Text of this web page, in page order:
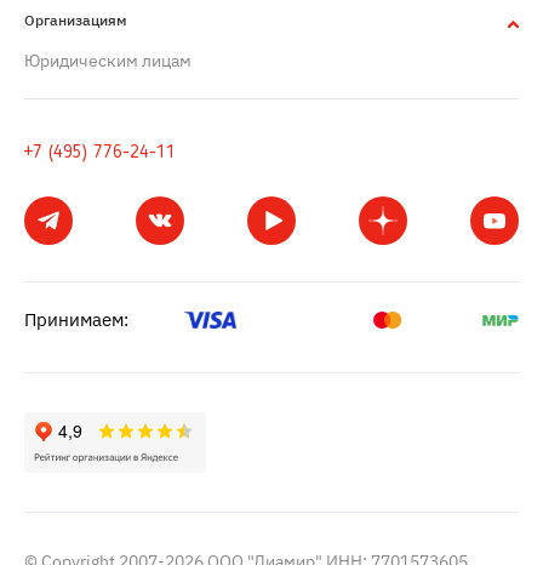
Организациям
Юридическим лицам
+7 (495) 776-24-11
Принимаем: